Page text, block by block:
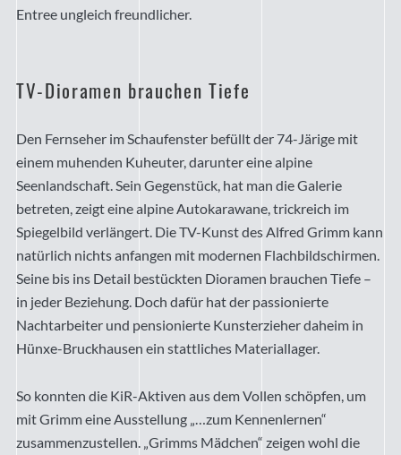
Entree ungleich freundlicher.
TV-Dioramen brauchen Tiefe
Den Fernseher im Schaufenster befüllt der 74-Järige mit
einem muhenden Kuheuter, darunter eine alpine
Seenlandschaft. Sein Gegenstück, hat man die Galerie
betreten, zeigt eine alpine Autokarawane, trickreich im
Spiegelbild verlängert. Die TV-Kunst des Alfred Grimm kann
natürlich nichts anfangen mit modernen Flachbildschirmen.
Seine bis ins Detail bestückten Dioramen brauchen Tiefe –
in jeder Beziehung. Doch dafür hat der passionierte
Nachtarbeiter und pensionierte Kunsterzieher daheim in
Hünxe-Bruckhausen ein stattliches Materiallager.
So konnten die KiR-Aktiven aus dem Vollen schöpfen, um
mit Grimm eine Ausstellung „…zum Kennenlernen“
zusammenzustellen. „Grimms Mädchen“ zeigen wohl die